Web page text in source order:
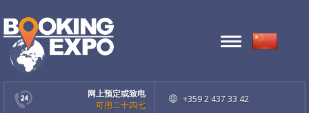
网上预定或致电
可用二十四七
+359 2 437 33 42
Toggle